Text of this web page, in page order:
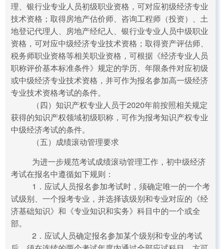
理、银行业专业人员初级职业资格，可对应初级经济专业
技术资格；取得房地产估价师、咨询工程师（投资）、土
地登记代理人、房地产经纪人、银行业专业人员中级职业
资格，可对应中级经济专业技术资格；取得资产评估师、
税务师职业资格等相关职业资格，可根据《经济专业人员
职称评价基本标准条件》规定的学历、年限条件对应初级
或中级经济专业技术资格，并可作为报名参加高一级经济
专业技术资格考试的条件。
（四）知识产权专业人员于2020年前按照相关规定
获得的知识产权领域初级职称，可作为报考知识产权专业
中级经济考试的条件。
（五）成绩滚动管理要求
为进一步规范考试成绩滚动管理工作，初中级经济
考试在报名中遵循如下规则：
1．应试人员报名参加考试时，须确定唯一的一个考
试级别、一个报考专业，并选择该级别和专业对应的《经
济基础知识》和《专业知识和实务》科目中的一个或全
部。
2．应试人员确定报名参加某个级别和专业的考试